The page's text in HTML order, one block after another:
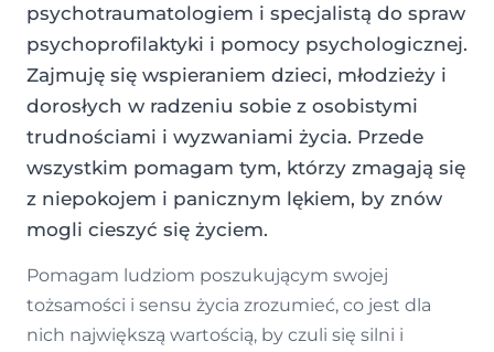
psychotraumatologiem i specjalistą do spraw
psychoprofilaktyki i pomocy psychologicznej.
Zajmuję się wspieraniem dzieci, młodzieży i
dorosłych w radzeniu sobie z osobistymi
trudnościami i wyzwaniami życia. Przede
wszystkim pomagam tym, którzy zmagają się
z niepokojem i panicznym lękiem, by znów
mogli cieszyć się życiem.
Pomagam ludziom poszukującym swojej
tożsamości i sensu życia zrozumieć, co jest dla
nich największą wartością, by czuli się silni i